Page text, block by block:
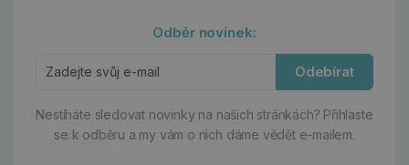
Odběr novinek:
Odebírat
Nestíháte sledovat novinky na našich stránkách? Přihlaste
se k odběru a my vám o nich dáme vědět e-mailem.